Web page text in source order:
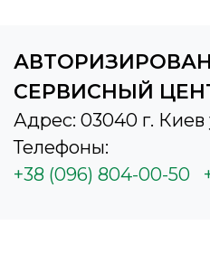
СЕРВИСНЫЙ
Адрес: 03040 г. Киев
Телефоны:
+38 (096) 804-00-50